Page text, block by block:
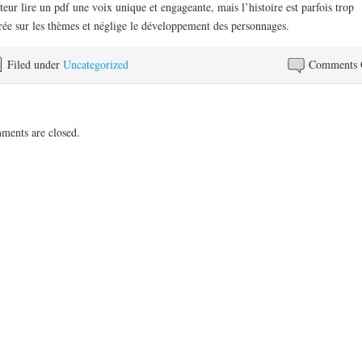
lire un pdf une voix unique et engageante, mais l’histoire est parfois trop
sur les thèmes et néglige le développement des personnages.
Comments
Filed under Uncategorized
are closed.